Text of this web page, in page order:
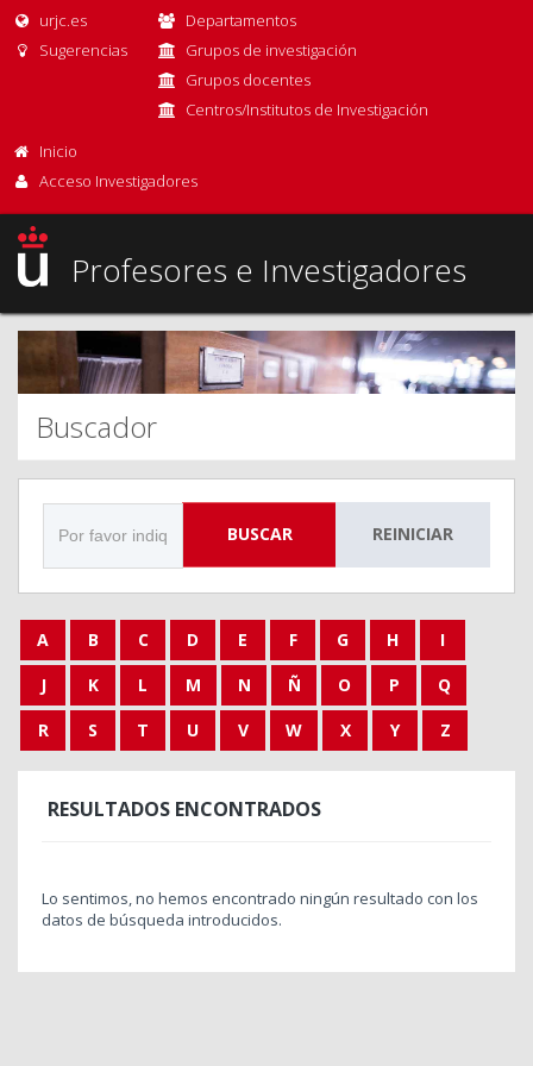
urjc.es
Sugerencias
Departamentos
Grupos de investigación
Grupos docentes
Centros/Institutos de Investigación
Inicio
Acceso Investigadores
Profesores e Investigadores
Buscador
BUSCAR REINICIAR
A B C D E F G H
I
J
K L M N Ñ O P
Q
R
S T U V W X Y Z
RESULTADOS ENCONTRADOS
Lo sentimos, no hemos encontrado ningún resultado con los
datos de búsqueda introducidos.